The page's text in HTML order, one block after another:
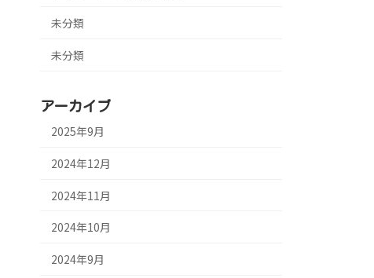
未分類
未分類
アーカイブ
2025年9月
2024年12月
2024年11月
2024年10月
2024年9月